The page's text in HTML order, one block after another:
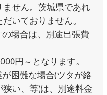
せん。茨城県であれ
いておりません。
場合は、別途出張費
円～となります。
困難な場合(ツタが絡
い、等)は、別途料金